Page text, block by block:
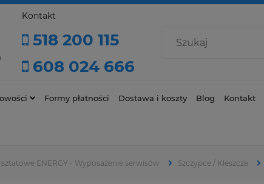
Kontakt
518 200 115
608 024 666
Formy płatności Dostawa i koszty Blog Kontakt
ENERGY - Wyposażenie serwisów Szczypce / Kleszcze